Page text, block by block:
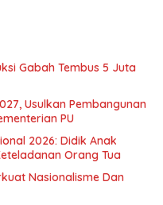
Gabah Tembus 5 Juta
Usulkan Pembangunan
PU
2026: Didik Anak
Orang Tua
Nasionalisme Dan